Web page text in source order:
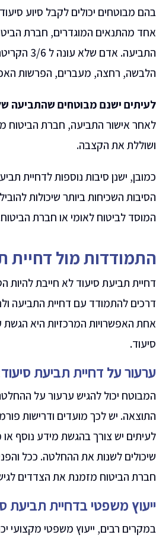
בהם מבוטחים יכולים לקבל סיוע
אחד מהתנאים המוגדרים, חברת
התביעה.
אדם שלא
הלבשה, רחצה, מעברים, הפרשות
לעיתים ישנם מבוטחים שהתביעה
לאחר אישור התביעה, חברת
ושוללת את הקצבה.
כמובן, ישנן סיבות נוספות לדחיית
הסיבות השכיחות ביותר שיכולות
המוסד לביטוח לאומי או חברת הביטוח
התמודדות מול דחיית
דחיית תביעת סיעוד לא חייבת להיות
דרכים להתמודד עם דחיית התביעה
אחת האפשרויות המרכזיות היא
סיעוד.
ערעור על דחיית תביעת סיעוד
המבוטח יכול להגיש ערעור על
התוצאה. יש לכך מועדים ודרישות
לעיתים יש צורך בהגשת מידע נוסף
שיכולים לשנות את ההחלטה. ככל
חברת הביטוח מזמנת את הצדדים
ייעוץ משפטי בדחיית תביעת
במקרים רבים, ייעוץ משפטי מקצועי